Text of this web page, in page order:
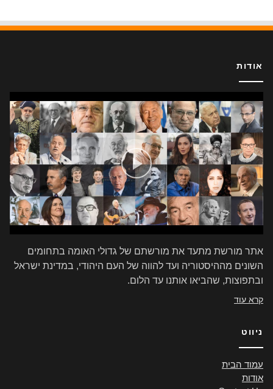
אודות
אתר מורשת מתעד את מורשתם של גדולי האומה בתחומים
השונים מההיסטוריה ועד להווה של העם היהודי, במדינת ישראל
ובתפוצות, שהביאו אותנו עד הלום.
קרא עוד
ניווט
עמוד הבית
אודות